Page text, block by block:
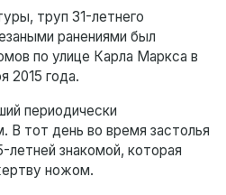
труп 31-летнего
ранениями был
по улице Карла Маркса в
2015 года.
периодически
В тот день во время застолья
летней знакомой, которая
ножом.